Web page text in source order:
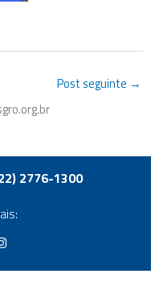
Post seguinte →
2776-1300
I
n
t